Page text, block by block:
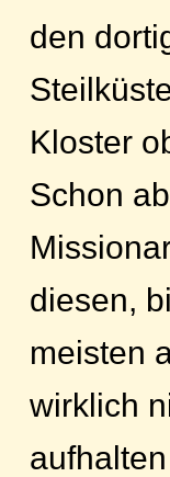
den
Kloster
Schon
diesen,
meisten
wirklich